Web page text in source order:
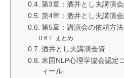
第3章：酒井とし夫講演
第4章：酒井とし夫講演
第5章：講演会の依頼方
まとめ
酒井とし夫講演会資
米国NLP心理学協会認定
ィール